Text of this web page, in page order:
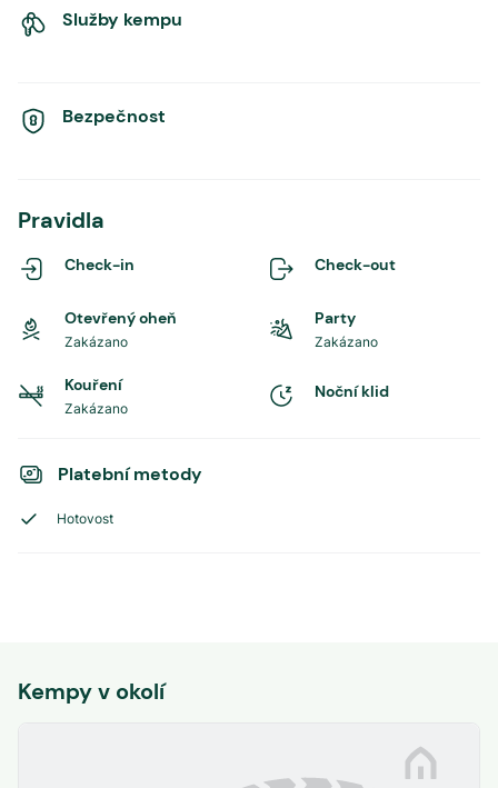
Služby kempu
Bezpečnost
Pravidla
Check-in Check-out
Otevřený oheň
Zakázano
Party
Zakázano
Kouření
Zakázano
Noční klid
Platební metody
Hotovost
Kempy v okolí